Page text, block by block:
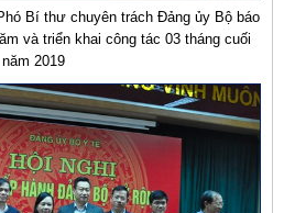
Bí thư chuyên trách Đảng ủy Bộ báo
và triển khai công tác 03 tháng cuối
năm 2019